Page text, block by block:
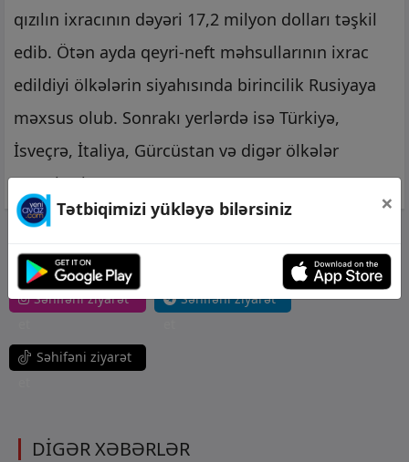
qızılın ixracının dəyəri 17,2 milyon dolları təşkil
edib. Ötən ayda qeyri-neft məhsullarının ixrac
edildiyi ölkələrin siyahısında birincilik Rusiyaya
məxsus olub. Sonrakı yerlərdə isə Türkiyə,
İsveçrə, İtaliya, Gürcüstan və digər ölkələr
qərarlaşıb.
Səhifəni ziyarət
Səhifəni ziyarət
Səhifəni ziyarət
DİGƏR XƏBƏRLƏR
Tətbiqimizi yükləyə bilərsiniz ×